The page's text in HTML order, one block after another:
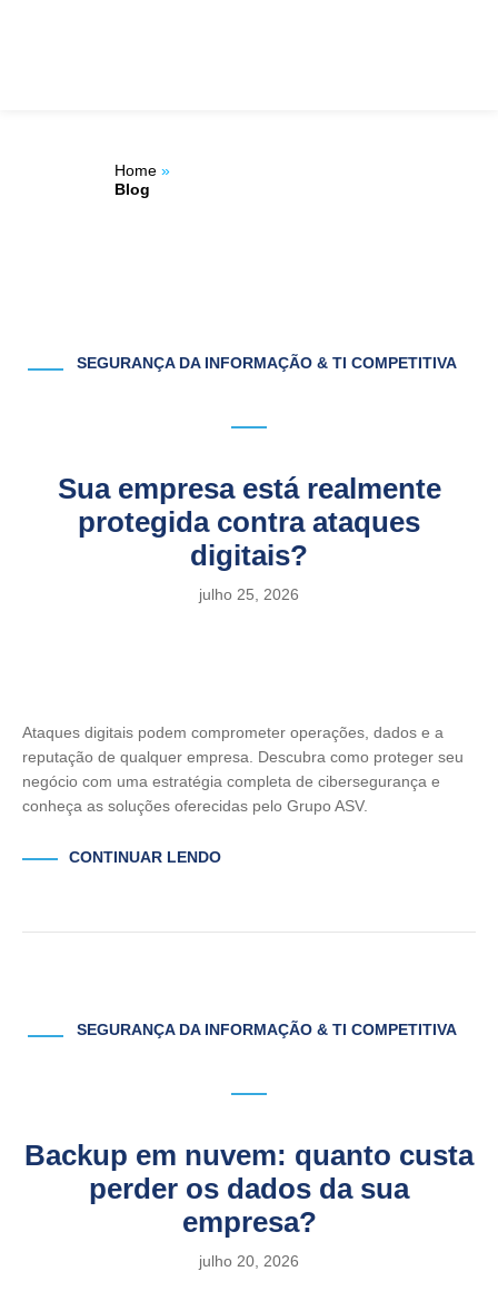
Home »
Blog
SEGURANÇA DA INFORMAÇÃO & TI COMPETITIVA
Sua empresa está realmente
protegida contra ataques
digitais?
julho 25, 2026
Ataques digitais podem comprometer operações, dados e a
reputação de qualquer empresa. Descubra como proteger seu
negócio com uma estratégia completa de cibersegurança e
conheça as soluções oferecidas pelo Grupo ASV.
CONTINUAR LENDO
SEGURANÇA DA INFORMAÇÃO & TI COMPETITIVA
Backup em nuvem: quanto custa
perder os dados da sua
empresa?
julho 20, 2026